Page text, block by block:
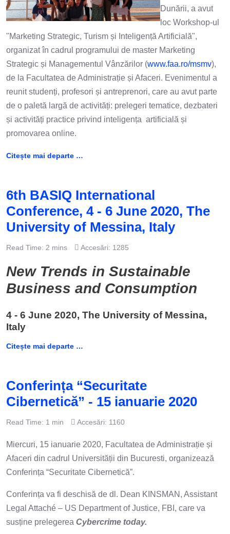
Dunării, a avut
loc Workshop-ul
"Marketing Strategic, Turism și Inteligență Artificială",
organizat în cadrul programului de master Marketing
Strategic și Managementul Vânzărilor (www.faa.ro/msmv),
de la Facultatea de Administrație și Afaceri. Evenimentul a
reunit studenți, profesori și antreprenori, care au avut parte
de o paletă largă de activități: prelegeri tematice, dezbateri
și activități practice privind inteligența artificială și
promovarea online.
Citește mai departe …
6th BASIQ International
Conference, 4 - 6 June 2020, The
University of Messina, Italy
Read Time: 2 mins Accesări: 1285
New Trends in Sustainable
Business and Consumption
4 - 6 June 2020, The University of Messina,
Italy
Citește mai departe …
Conferința “Securitate
Cibernetică” - 15 ianuarie 2020
Read Time: 1 min Accesări: 1160
Miercuri, 15 ianuarie 2020, Facultatea de Administrație și
Afaceri din cadrul Universității din Bucuresti, organizează
Conferința “Securitate Cibernetică”.
Conferința va fi deschisă de dl. Dean KINSMAN, Assistant
Legal Attaché – US Department of Justice, FBI, care va
susține prelegerea Cybercrime today.